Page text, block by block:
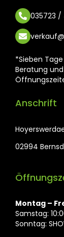
035723 /
*Sieben
Beratung
Anschrift
02994
Montag ⁠–
Samstag:
Sonntag: